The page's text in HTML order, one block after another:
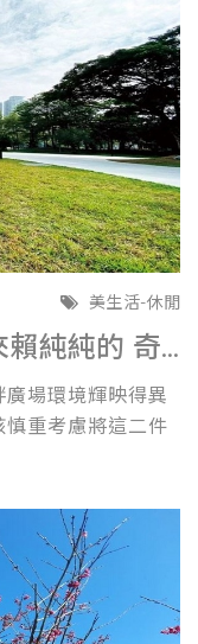
美生活-休閒
高美館湖畔廣場東側 迎來賴純純的 奇花仙境 ( 聯合新聞網0105)
場環境輝映得異
重考慮將這二件